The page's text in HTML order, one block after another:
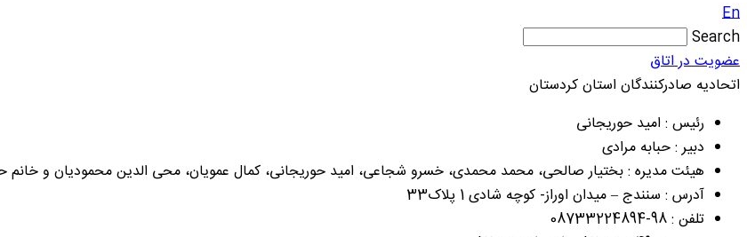
En
Search
عضویت در اتاق
اتحادیه صادرکنندگان استان کردستان
رئیس : امید حوریجانی
دبیر : حبابه مرادی
هیئت مدیره : بختیار صالحی، محمد محمدی، خسرو شجاعی، امید حوریجانی، کمال عمویان، محی الدین محمودیان و خانم
آدرس : سنندج – میدان اوراز- کوچه شادی 1 پلاک33
تلفن : 98-08733224894